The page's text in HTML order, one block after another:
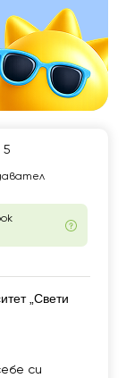
5
„Свети
си